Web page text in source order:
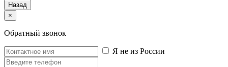
Назад
×
Обратный звонок
Я не из России